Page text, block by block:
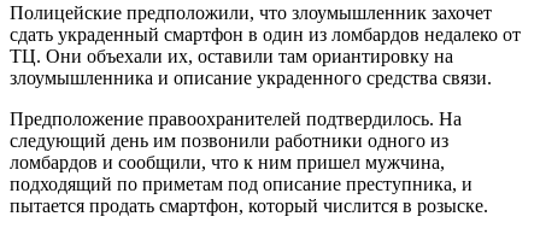
Полицейские предположили, что злоумышленник захочет
сдать украденный смартфон в один из ломбардов недалеко от
ТЦ. Они объехали их, оставили там ориантировку на
злоумышленника и описание украденного средства связи.
Предположение правоохранителей подтвердилось. На
следующий день им позвонили работники одного из
ломбардов и сообщили, что к ним пришел мужчина,
подходящий по приметам под описание преступника, и
пытается продать смартфон, который числится в розыске.